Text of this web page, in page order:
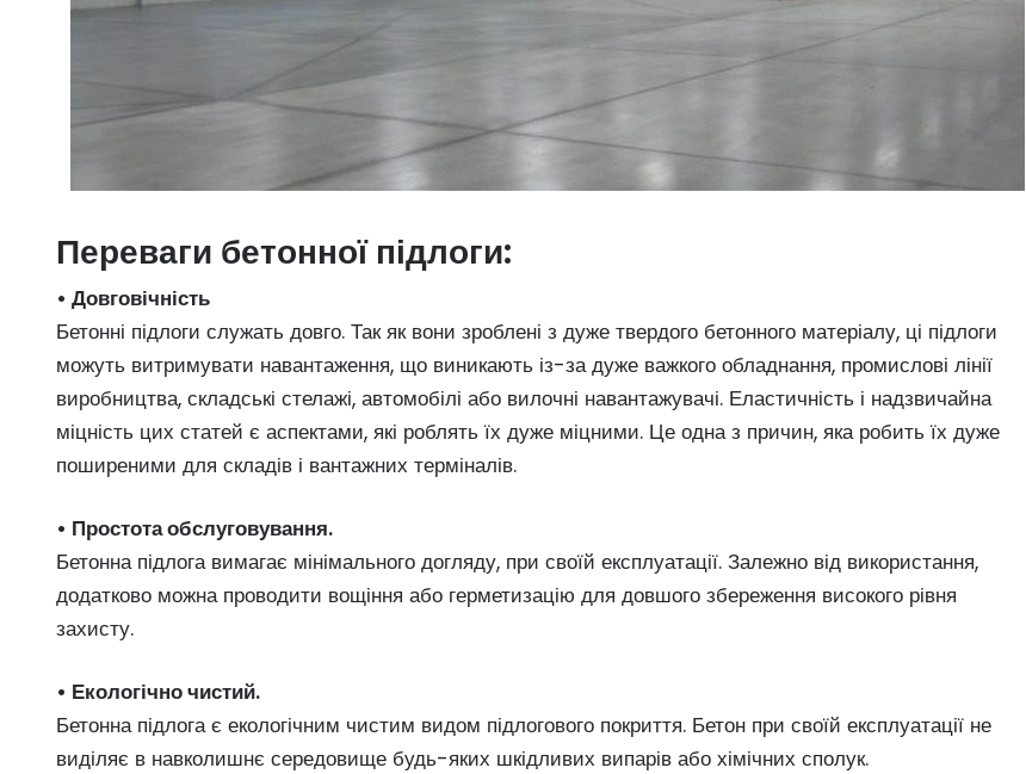
Переваги бетонної підлоги:
• Довговічність
Бетонні підлоги служать довго. Так як вони зроблені з дуже твердого бетонного матеріалу, ці підлоги
можуть витримувати навантаження, що виникають із-за дуже важкого обладнання, промислові лінії
виробництва, складські стелажі, автомобілі або вилочні навантажувачі. Еластичність і надзвичайна
міцність цих статей є аспектами, які роблять їх дуже міцними. Це одна з причин, яка робить їх дуже
поширеними для складів і вантажних терміналів.
• Простота обслуговування.
Бетонна підлога вимагає мінімального догляду, при своїй експлуатації. Залежно від використання,
додатково можна проводити вощіння або герметизацію для довшого збереження високого рівня
захисту.
• Екологічно чистий.
Бетонна підлога є екологічним чистим видом підлогового покриття. Бетон при своїй експлуатації не
виділяє в навколишнє середовище будь-яких шкідливих випарів або хімічних сполук.